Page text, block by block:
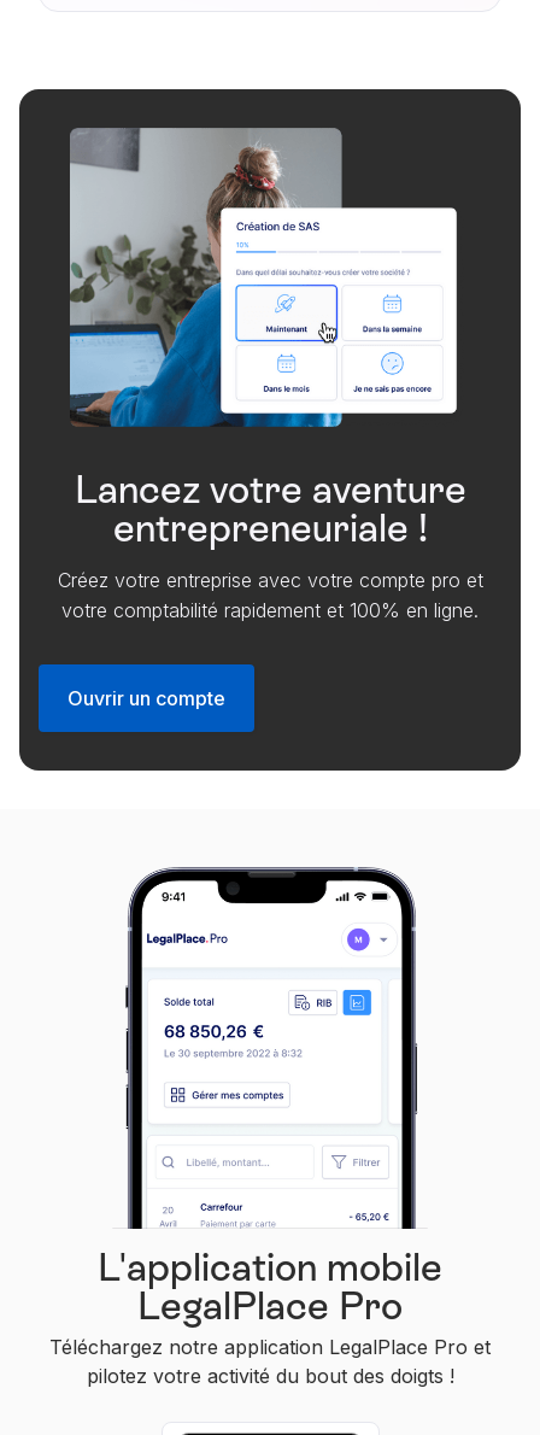
Lancez votre aventure
entrepreneuriale !
Créez votre entreprise avec votre compte pro et
votre comptabilité rapidement et 100% en ligne.
Ouvrir un compte
L'application mobile
LegalPlace Pro
Téléchargez notre application LegalPlace Pro et
pilotez votre activité du bout des doigts !